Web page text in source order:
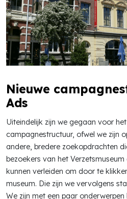
Nieuwe
Ads
Uiteindelijk zijn we gegaan voor
campagnestructuur, ofwel we zijn
andere, bredere zoekopdrachten
bezoekers van het
kunnen verleiden om door te
museum. Die zijn we vervolgens
We zijn met een paar